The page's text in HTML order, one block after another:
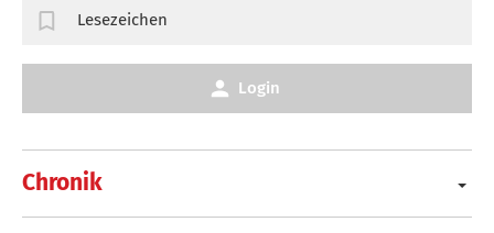
Chronik
Lesezeichen
Login